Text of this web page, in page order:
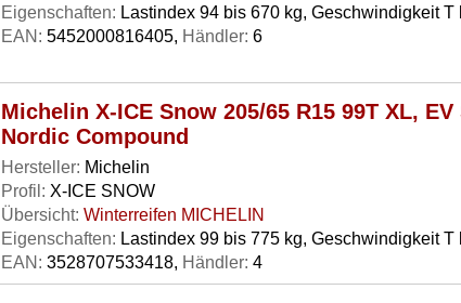
Eigenschaften: Lastindex 94 bis 670 kg, Geschwindigkeit T
EAN: 5452000816405, Händler: 6
Michelin X-ICE Snow 205/65 R15 99T XL,
Nordic Compound
Hersteller: Michelin
Profil: X-ICE SNOW
Übersicht: Winterreifen MICHELIN
Eigenschaften: Lastindex 99 bis 775 kg, Geschwindigkeit T
EAN: 3528707533418, Händler: 4